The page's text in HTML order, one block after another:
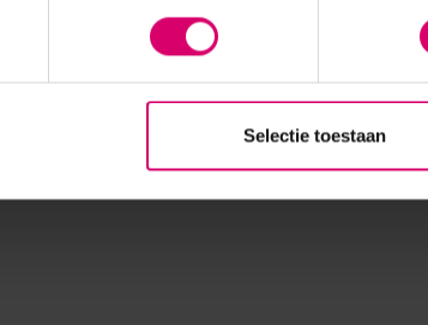
Selectie toestaan